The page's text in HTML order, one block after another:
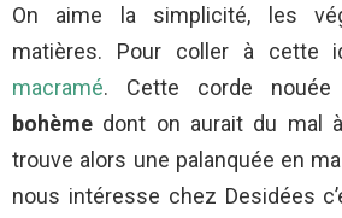
On aime la simplicité, les
matières. Pour coller à cette
macramé. Cette corde
bohème dont on aurait du mal
trouve alors une palanquée en
nous intéresse chez Desidées